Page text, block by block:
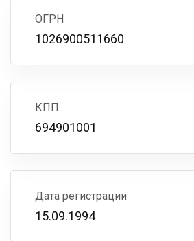
ОГРН
1026900511660
КПП
694901001
Дата регистрации
15.09.1994